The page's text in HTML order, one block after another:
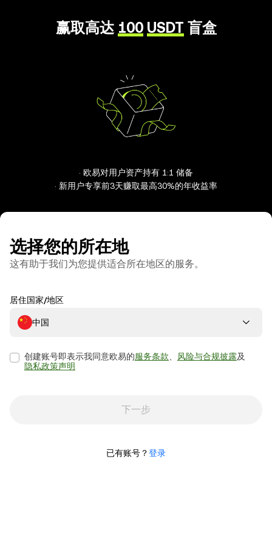
赢取高达 100 USDT 盲盒
· 欧易对用户资产持有 1:1 储备
· 新用户专享前3天赚取最高30%的年收益率
选择您的所在地
这有助于我们为您提供适合所在地区的服务。
居住国家/地区
中国
创建账号即表示我同意欧易的服务条款 风险与合规披露及
隐私政策声明
下一步
已有账号？登录